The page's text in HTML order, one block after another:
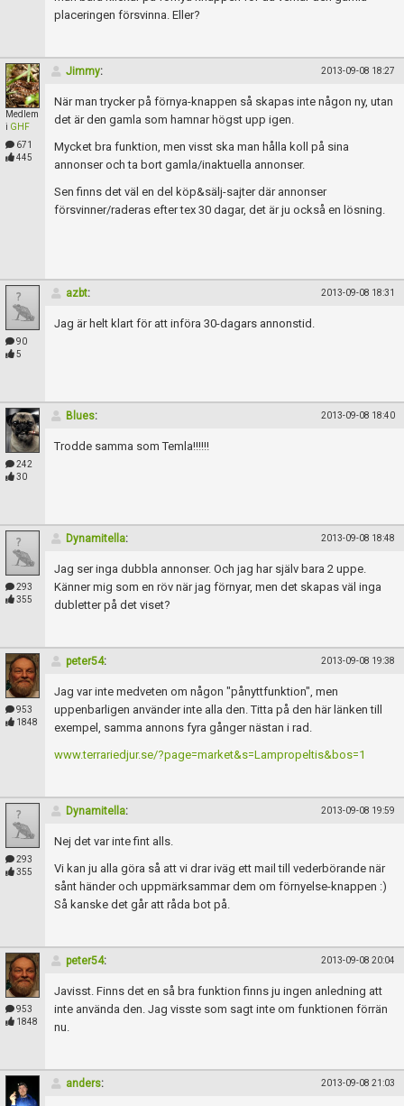
placeringen försvinna. Eller?
Medlem
i GHF
671
445
Jimmy: 2013-09-08 18:27
När man trycker på förnya-knappen så skapas inte någon ny, utan
det är den gamla som hamnar högst upp igen.
Mycket bra funktion, men visst ska man hålla koll på sina
annonser och ta bort gamla/inaktuella annonser.
Sen finns det väl en del köp&sälj-sajter där annonser
försvinner/raderas efter tex 30 dagar, det är ju också en lösning.
90
5
azbt: 2013-09-08 18:31
Jag är helt klart för att införa 30-dagars annonstid.
242
30
Blues: 2013-09-08 18:40
Trodde samma som Temla!!!!!!
293
355
Dynamitella: 2013-09-08 18:48
Jag ser inga dubbla annonser. Och jag har själv bara 2 uppe.
Känner mig som en röv när jag förnyar, men det skapas väl inga
dubletter på det viset?
953
1848
peter54: 2013-09-08 19:38
Jag var inte medveten om någon "pånyttfunktion", men
uppenbarligen använder inte alla den. Titta på den här länken till
exempel, samma annons fyra gånger nästan i rad.
www.terrariedjur.se/?page=market&s=Lampropeltis&bos=1
293
355
Dynamitella: 2013-09-08 19:59
Nej det var inte fint alls.
Vi kan ju alla göra så att vi drar iväg ett mail till vederbörande när
sånt händer och uppmärksammar dem om förnyelse-knappen :)
Så kanske det går att råda bot på.
953
1848
peter54: 2013-09-08 20:04
Javisst. Finns det en så bra funktion finns ju ingen anledning att
inte använda den. Jag visste som sagt inte om funktionen förrän
nu.
anders: 2013-09-08 21:03